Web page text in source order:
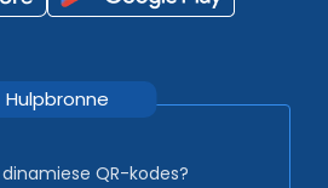
Hulpbronne
QR-kodes?